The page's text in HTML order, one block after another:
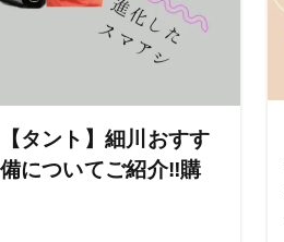
タント】細川おすす
についてご紹介‼︎購